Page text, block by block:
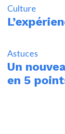
Culture
Astuces
Un
en 5